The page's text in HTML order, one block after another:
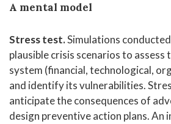
A mental model
Stress test.Simulations
plausible crisis scenarios to assess
system (financial, technological,
and identify its vulnerabilities.
anticipate the consequences of
design preventive action plans. An